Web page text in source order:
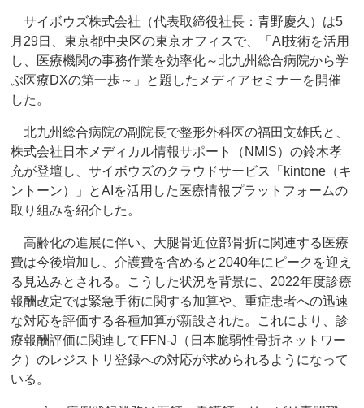
サイボウズ株式会社（代表取締役社長：青野慶久）は5
月29日、東京都中央区の東京オフィスで、「AI技術を活用
し、医療機関の事務作業を効率化～北九州総合病院から学
ぶ医療DXの第一歩～」と題したメディアセミナーを開催
した。
北九州総合病院の副院長で整形外科医の福田文雄氏と、
株式会社日本メディカル情報サポート（NMIS）の鈴木孝
充が登壇し、サイボウズのクラウドサービス「kintone（キ
ントーン）」とAIを活用した医療情報プラットフォームの
取り組みを紹介した。
高齢化の進展に伴い、大腿骨近位部骨折に関連する医療
費は今後増加し、介護費を含めると2040年にピークを迎え
る見込みとされる。こうした状況を背景に、2022年度診療
報酬改定では緊急手術に関する加算や、重症患者への迅速
な対応を評価する各種加算が新設された。これにより、診
療報酬評価に関連してFFN-J（日本脆弱性骨折ネットワー
ク）のレジストリ登録への対応が求められるようになって
いる。